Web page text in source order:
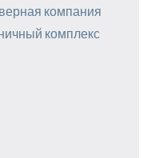
компания
комплекс